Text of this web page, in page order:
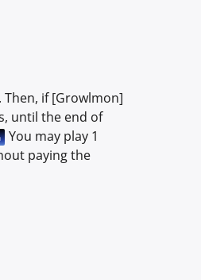
if [Growlmon]
until the end of
You may play 1
paying the